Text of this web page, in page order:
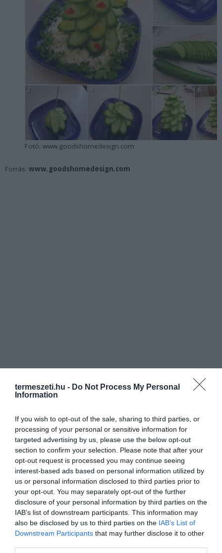
termeszeti.hu - Do Not Process My Personal
Information
If you wish to opt-out of the sale, sharing to third parties, or
processing of your personal or sensitive information for
targeted advertising by us, please use the below opt-out
section to confirm your selection. Please note that after your
opt-out request is processed you may continue seeing
interest-based ads based on personal information utilized by
us or personal information disclosed to third parties prior to
your opt-out. You may separately opt-out of the further
disclosure of your personal information by third parties on the
IAB’s list of downstream participants. This information may
also be disclosed by us to third parties on the IAB’s List of
Downstream Participants that may further disclose it to other
Fotó: www.goodshomedesign.com
Forrás: www.goodshomedesign.com